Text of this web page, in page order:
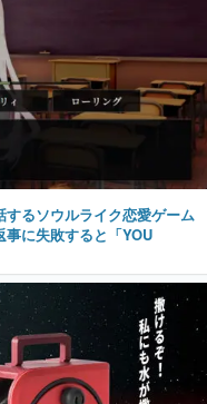
するソウルライク恋愛ゲーム
事に失敗すると「YOU